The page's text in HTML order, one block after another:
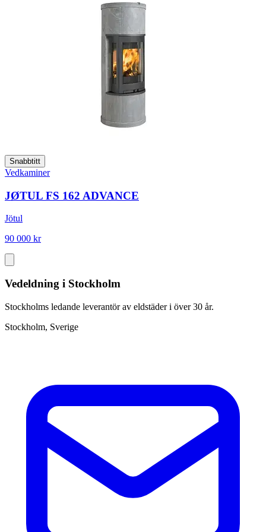
Snabbtitt
Vedkaminer
JØTUL FS 162 ADVANCE
Jötul
90 000 kr
Vedeldning i Stockholm
Stockholms ledande leverantör av eldstäder i över 30 år.
Stockholm, Sverige